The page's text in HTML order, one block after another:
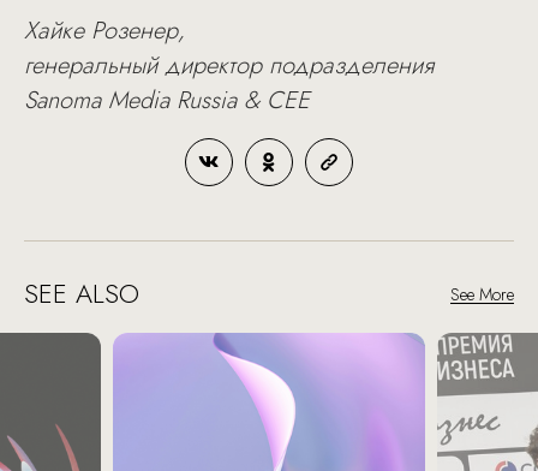
Хайке Розенер,
генеральный директор подразделения
Sanoma Media Russia & CEE
SEE ALSO See More